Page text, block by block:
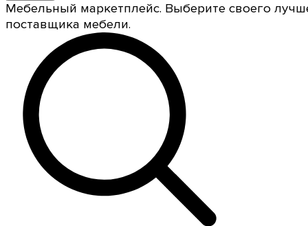
Мебельный маркетплейс. Выберите своего
поставщика мебели.